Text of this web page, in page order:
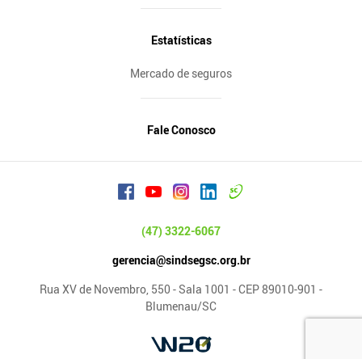
Estatísticas
Mercado de seguros
Fale Conosco
(47) 3322-6067
gerencia@sindsegsc.org.br
Rua XV de Novembro, 550 - Sala 1001 - CEP 89010-901 -
Blumenau/SC